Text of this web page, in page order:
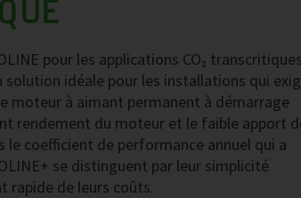
pour les applications CO₂
solution idéale pour les installations qui
moteur à aimant permanent à démarrage
rendement du moteur et le faible apport
coefficient de performance annuel qui a
se distinguent par leur simplicité
rapide de leurs coûts.